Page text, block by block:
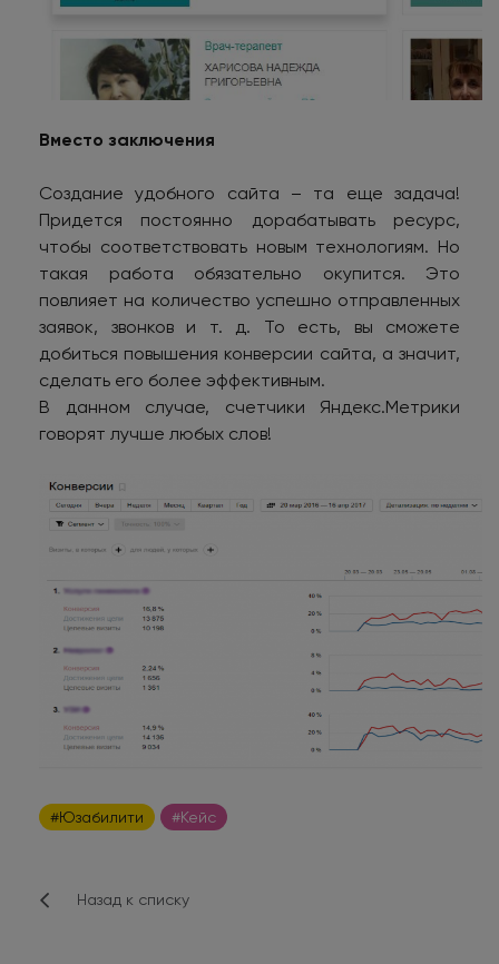
Вместо заключения
Создание удобного сайта – та еще задача!
Придется постоянно дорабатывать ресурс,
чтобы соответствовать новым технологиям. Но
такая работа обязательно окупится. Это
повлияет на количество успешно отправленных
заявок, звонков и т. д. То есть, вы сможете
добиться повышения конверсии сайта, а значит,
сделать его более эффективным.
В данном случае, счетчики Яндекс.Метрики
говорят лучше любых слов!
#Юзабилити #Кейс
Назад к списку